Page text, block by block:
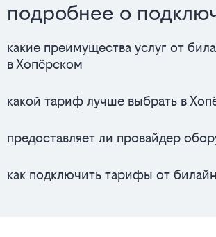
подробнее о
какие преимущества услуг от
в Хопёрском
какой тариф лучше выбрать в
предоставляет ли провайдер
как подключить тарифы от